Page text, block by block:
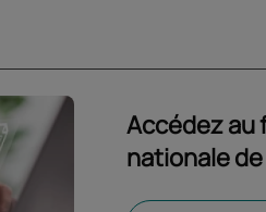
Accédez au
nationale